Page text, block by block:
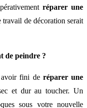
réparer une
travail de décoration serait
de peindre ?
avoir fini de réparer une
et dur au toucher. Un
sous votre nouvelle